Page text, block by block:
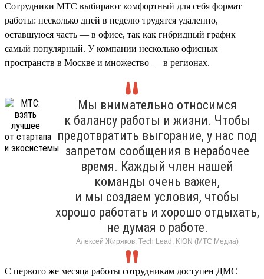
Сотрудники МТС выбирают комфортный для себя формат
работы: несколько дней в неделю трудятся удаленно,
оставшуюся часть — в офисе, так как гибридный график
самый популярный. У компании несколько офисных
пространств в Москве и множество — в регионах.
Мы внимательно относимся
к балансу работы и жизни. Чтобы
предотвратить выгорание, у нас под
запретом сообщения в нерабочее
время. Каждый член нашей
команды очень важен,
и мы создаем условия, чтобы
хорошо работать и хорошо отдыхать,
не думая о работе.
Алексей Жиряков, Tech Lead, KION (МТС Медиа)
С первого же месяца работы сотрудникам доступен ДМС